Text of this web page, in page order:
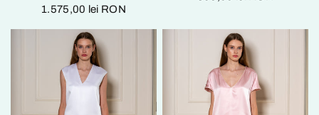
1.575,00 lei RON